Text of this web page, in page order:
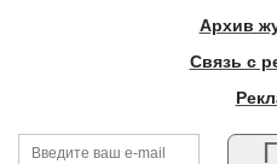
Архив
Связь с